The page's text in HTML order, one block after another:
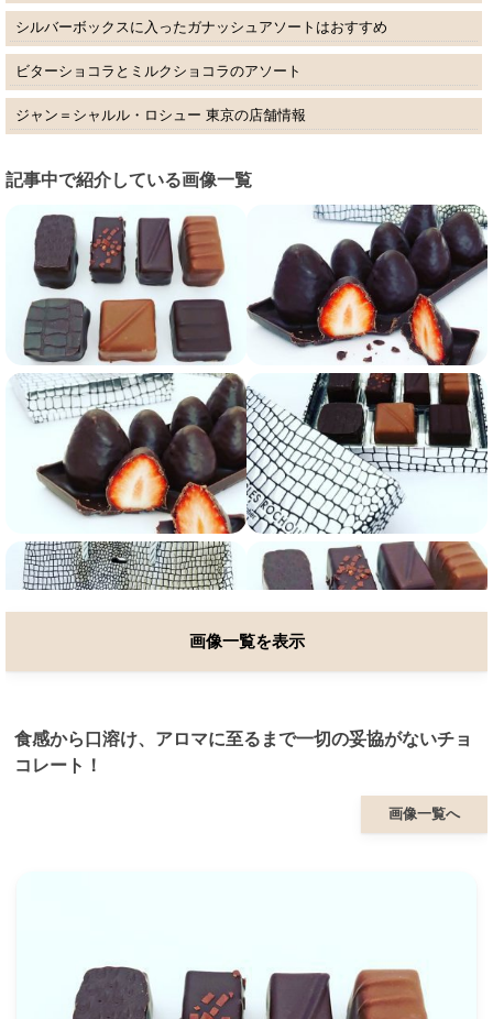
シルバーボックスに入ったガナッシュアソートはおすすめ
ビターショコラとミルクショコラのアソート
ジャン＝シャルル・ロシュー 東京の店舗情報
記事中で紹介している画像一覧
画像一覧を表示
食感から口溶け、アロマに至るまで一切の妥協がないチョ
コレート！
画像一覧へ